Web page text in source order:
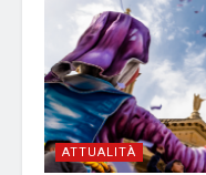
ATTUALITÀ